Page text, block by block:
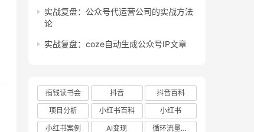
实战复盘：公众号代运营公司的实战方法
论
实战复盘：coze自动生成公众号IP文章
搞钱读书会 抖音
抖音百科
项目分析
小红书百科
小红书
小红书案例
AI变现
循环流量实验室